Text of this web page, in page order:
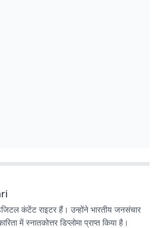
कंटेंट राइटर हैं। उन्होंने भारतीय जनसंचार
में स्नातकोत्तर डिप्लोमा प्राप्त किया है।